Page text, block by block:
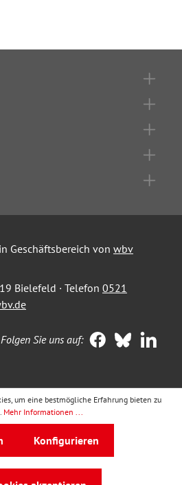
Geschäftsbereich von wbv
Bielefeld · Telefon 0521
Folgen Sie uns auf:
um eine bestmögliche Erfahrung bieten zu
Mehr Informationen ...
Konfigurieren